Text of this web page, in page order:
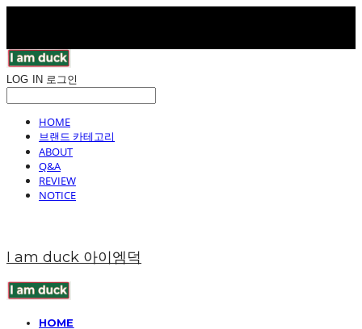
LOG IN 로그인
HOME
브랜드 카테고리
ABOUT
Q&A
REVIEW
NOTICE
I am duck 아이엠덕
HOME